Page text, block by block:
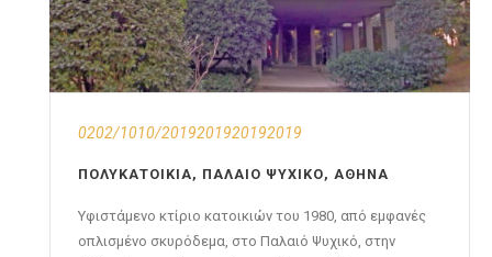
0202/1010/2019201920192019
ΠΟΛΥΚΑΤΟΙΚΊΑ, ΠΑΛΑΙΌ ΨΥΧΙΚΌ, ΑΘΉΝΑ
Υφιστάμενο κτίριο κατοικιών του 1980, από εμφανές
οπλισμένο σκυρόδεμα, στο Παλαιό Ψυχικό, στην